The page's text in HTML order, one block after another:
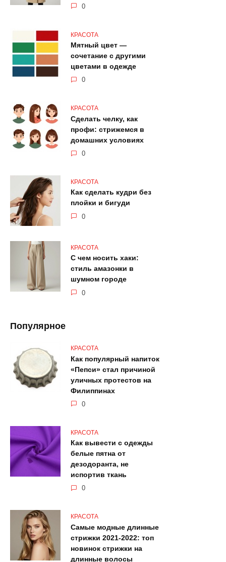
0
КРАСОТА
Мятный цвет —
сочетание с другими
цветами в одежде
0
КРАСОТА
Сделать челку, как
профи: стрижемся в
домашних условиях
0
КРАСОТА
Как сделать кудри без
плойки и бигуди
0
КРАСОТА
С чем носить хаки:
стиль амазонки в
шумном городе
0
Популярное
КРАСОТА
Как популярный напиток
«Пепси» стал причиной
уличных протестов на
Филиппинах
0
КРАСОТА
Как вывести с одежды
белые пятна от
дезодоранта, не
испортив ткань
0
КРАСОТА
Самые модные длинные
стрижки 2021-2022: топ
новинок стрижки на
длинные волосы